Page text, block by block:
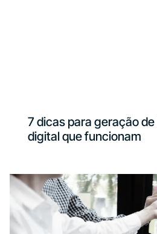
7 dicas para geração
digital que funcionam